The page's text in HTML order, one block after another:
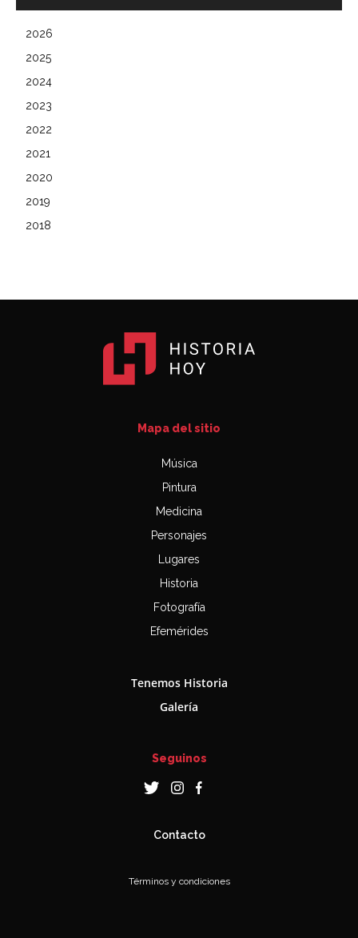
2026
2025
2024
2023
2022
2021
2020
2019
2018
Mapa del sitio
Música
Pintura
Medicina
Personajes
Lugares
Historia
Fotografía
Efemérides
Tenemos Historia
Galería
Seguinos
Contacto
Términos y condiciones